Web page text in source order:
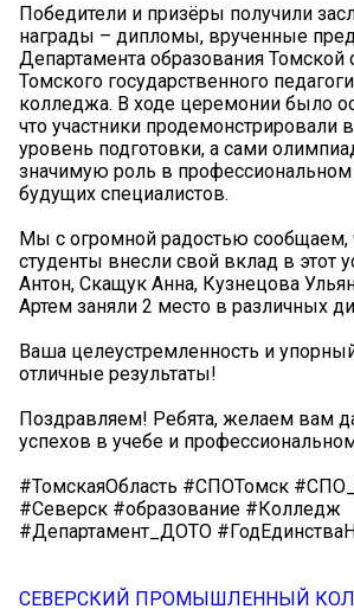
Победители и призёры получили
награды – дипломы, врученные
Департамента образования Томской
Томского государственного
колледжа. В ходе церемонии было
что участники продемонстрировали
уровень подготовки, а сами
значимую роль в профессиональном
будущих специалистов.
Мы с огромной радостью сообщаем,
студенты внесли свой вклад в этот
Антон, Скащук Анна, Кузнецова
Артем заняли 2 место в различных
Ваша целеустремленность и
отличные результаты!
Поздравляем! Ребята, желаем вам
успехов в учебе и
#ТомскаяОбласть #СПОТомск
#Северск #образование #Колледж
#Департамент_ДОТО
СЕВЕРСКИЙ ПРОМЫШЛЕННЫЙ